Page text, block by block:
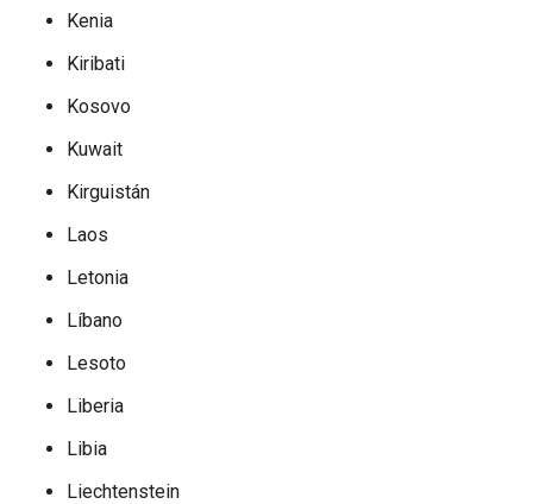
Kenia
Kiribati
Kosovo
Kuwait
Kirguistán
Laos
Letonia
Líbano
Lesoto
Liberia
Libia
Liechtenstein